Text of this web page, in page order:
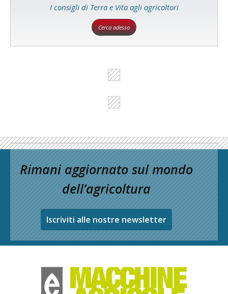
I consigli di Terra e Vita agli agricoltori
Cerca adesso
Rimani aggiornato sul mondo
dell’agricoltura
Iscriviti alle nostre newsletter